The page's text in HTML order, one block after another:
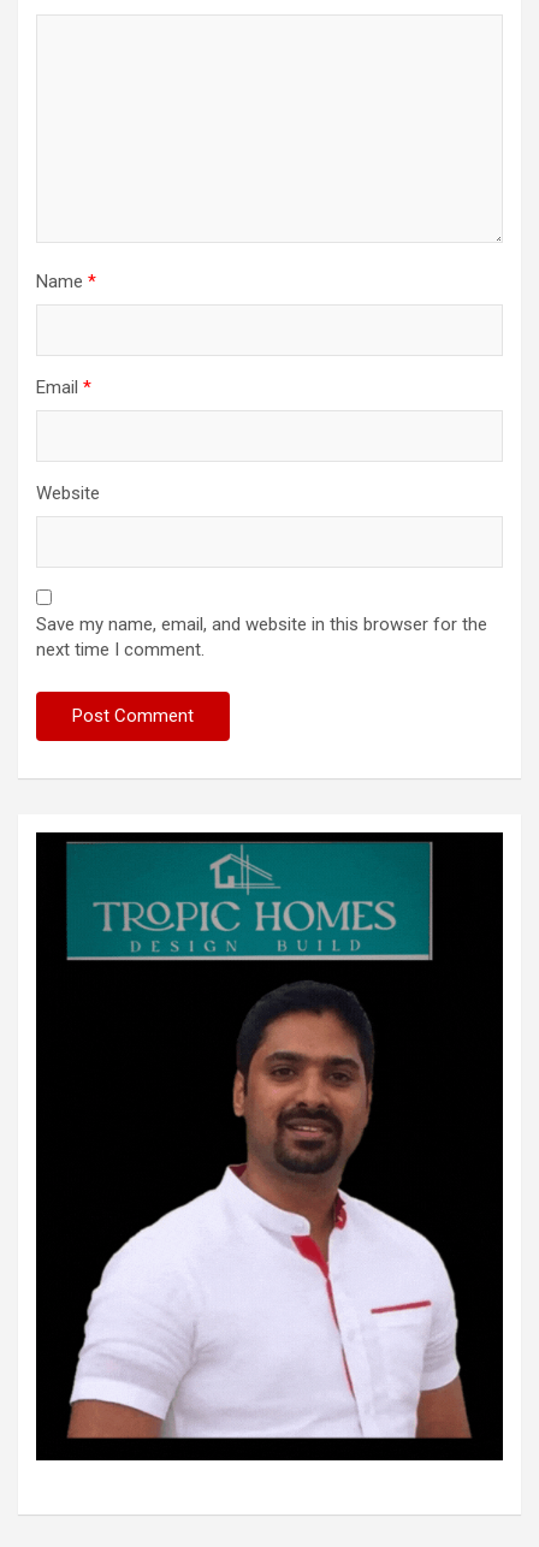
Name *
Email *
Website
Save my name, email, and website in this browser for the
next time I comment.